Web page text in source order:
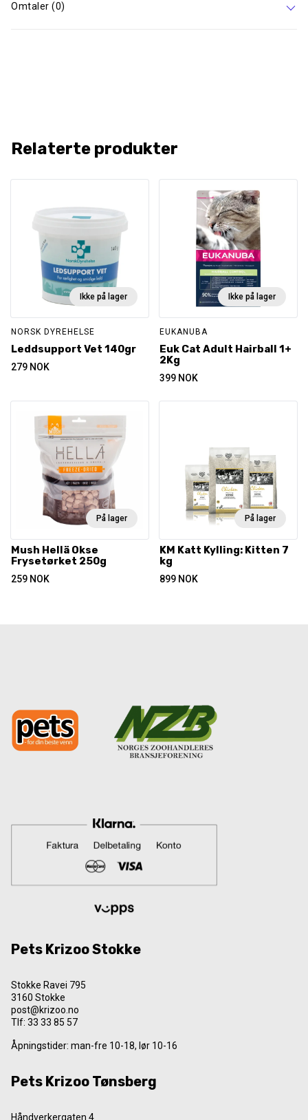
Omtaler (0)
Relaterte produkter
Ikke på lager
NORSK DYREHELSE
Leddsupport Vet 140gr
279 NOK
Ikke på lager
EUKANUBA
Euk Cat Adult Hairball 1+
2Kg
399 NOK
På lager
Mush Hellä Okse
Frysetørket 250g
259 NOK
På lager
KM Katt Kylling: Kitten 7
kg
899 NOK
Pets Krizoo Stokke
Stokke Ravei 795
3160 Stokke
post@krizoo.no
Tlf: 33 33 85 57
Åpningstider: man-fre 10-18, lør 10-16
Pets Krizoo Tønsberg
Håndverkergaten 4